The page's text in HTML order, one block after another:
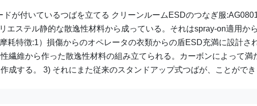
が付いているつばを立てる クリーンルームESDのつなぎ服
エステル静的な散逸性材料から成っている。それはspray-on適用か
耗特徴:1）損傷からのオペレータの衣類からの盾ESD充満に設計さ
繊維から作った散逸性材料の組み立てられる。カーボンによって満
成する。 3) それにまた従来のスタンドアップ式つばが、ことができ